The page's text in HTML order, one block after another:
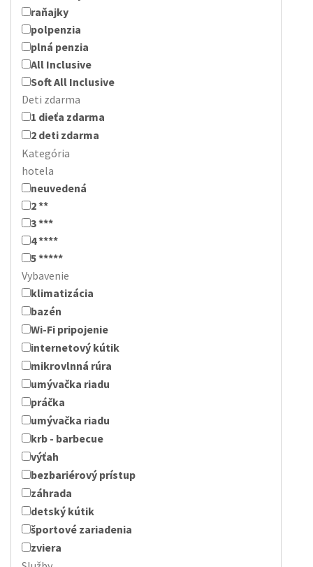
raňajky
polpenzia
plná penzia
All Inclusive
Soft All Inclusive
Deti zdarma
1 dieťa zdarma
2 deti zdarma
Kategória
hotela
neuvedená
2 **
3 ***
4 ****
5 *****
Vybavenie
klimatizácia
bazén
Wi-Fi pripojenie
internetový kútik
mikrovlnná rúra
umývačka riadu
práčka
umývačka riadu
krb - barbecue
výťah
bezbariérový prístup
záhrada
detský kútik
športové zariadenia
zviera